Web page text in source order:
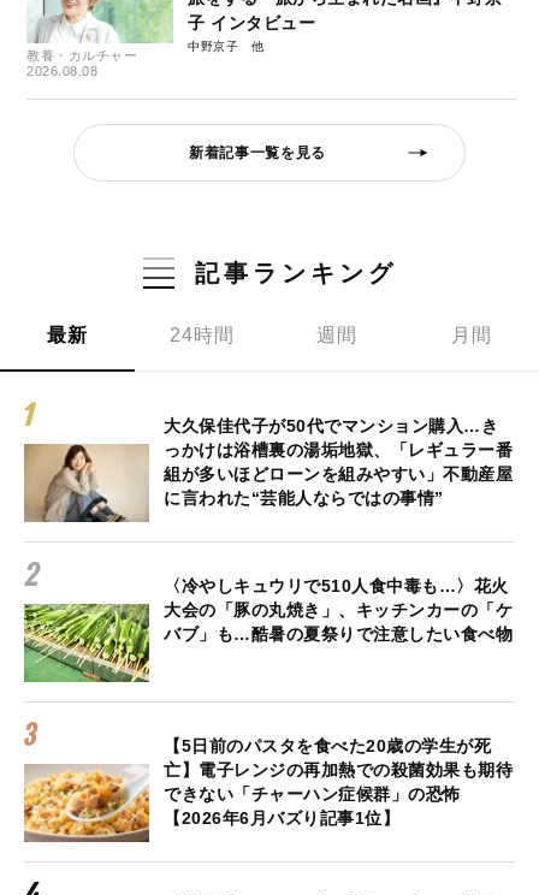
教養・カルチャー
2026.08.08
子 インタビュー
中野京子
新着記事一覧を見る
記事ランキング
最新 24時間 週間 月間
大久保佳代子が50代でマンション購入…き
っかけは浴槽裏の湯垢地獄、「レギュラー番
組が多いほどローンを組みやすい」不動産屋
に言われた“芸能人ならではの事情”
〈冷やしキュウリで510人食中毒も…〉花火
大会の「豚の丸焼き」、キッチンカーの「ケ
バブ」も…酷暑の夏祭りで注意したい食べ物
【5日前のパスタを食べた20歳の学生が死
亡】電子レンジの再加熱での殺菌効果も期待
できない「チャーハン症候群」の恐怖
【2026年6月バズり記事1位】